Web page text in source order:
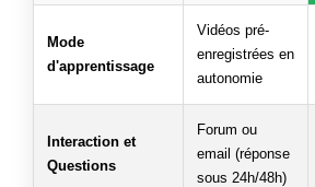
Mode
d'apprentissage
Vidéos pré-
enregistrées en
autonomie
Interaction et
Questions
Forum ou
email (réponse
sous 24h/48h)